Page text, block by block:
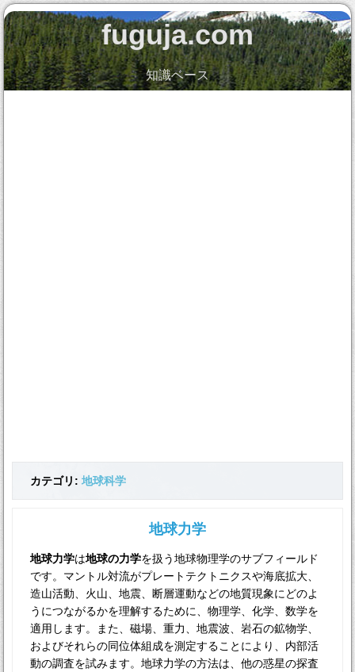
fuguja.com
知識ベース
カテゴリ:地球科学
地球力学
地球力学は地球の力学を扱う地球物理学のサブフィールド
です。マントル対流がプレートテクトニクスや海底拡大、
造山活動、火山、地震、断層運動などの地質現象にどのよ
うにつながるかを理解するために、物理学、化学、数学を
適用します。また、磁場、重力、地震波、岩石の鉱物学、
およびそれらの同位体組成を測定することにより、内部活
動の調査を試みます。地球力学の方法は、他の惑星の探査